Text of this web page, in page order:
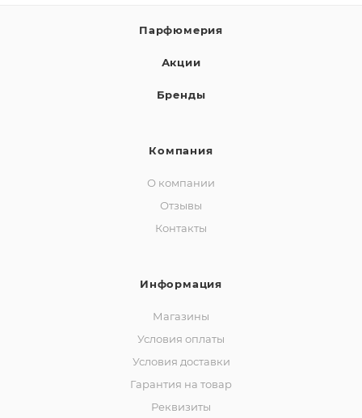
Парфюмерия
Акции
Бренды
Компания
О компании
Отзывы
Контакты
Информация
Магазины
Условия оплаты
Условия доставки
Гарантия на товар
Реквизиты